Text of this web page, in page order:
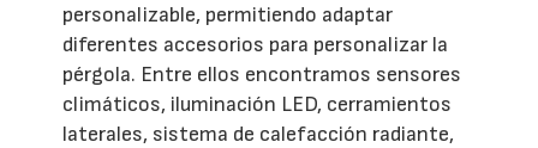
personalizable, permitiendo adaptar
diferentes accesorios para personalizar la
pérgola. Entre ellos encontramos sensores
climáticos, iluminación LED, cerramientos
laterales, sistema de calefacción radiante,